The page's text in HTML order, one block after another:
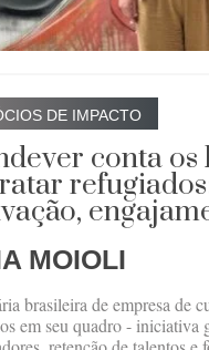
DE IMPACTO
conta os
MOIOLI
brasileira de empresa de
em seu quadro - iniciativa